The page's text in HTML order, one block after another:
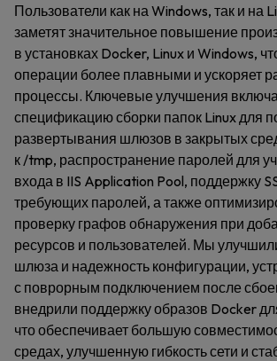
Пользователи как на Windows, так и на
заметят значительное повышение
в установках Docker, Linux и Windows,
операции более плавными и ускоряет
процессы. Ключевые улучшения
спецификацию сборки папок Linux для
развертывания шлюзов в закрытых
к /tmp, распространение паролей для
входа в IIS Application Pool, поддержку
требующих паролей, а также
проверку графов обнаружения при
ресурсов и пользователей. Мы
шлюза и надежность конфигурации,
с поврорным подключением после
внедрили поддержку образов Docker
что обеспечивает большую
средах, улучшенную гибкость сети и